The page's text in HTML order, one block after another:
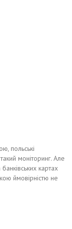
польські
моніторинг. Але
картах
ймовірністю не